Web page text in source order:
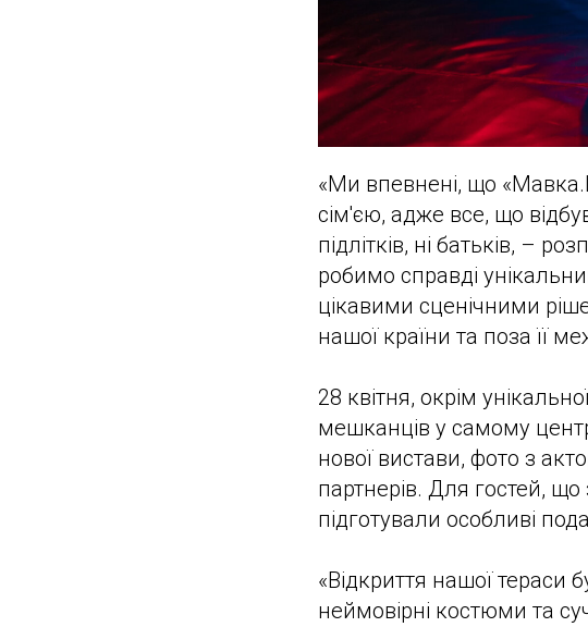
«Ми впевнені, що
сім'єю, адже все, що
підлітків, ні батьків, –
робимо справді
цікавими сценічними
нашої країни та поза її
28 квітня, окрім
мешканців у самому
нової вистави, фото з
партнерів. Для гостей,
підготували особливі
«Відкриття нашої тераси
неймовірні костюми та